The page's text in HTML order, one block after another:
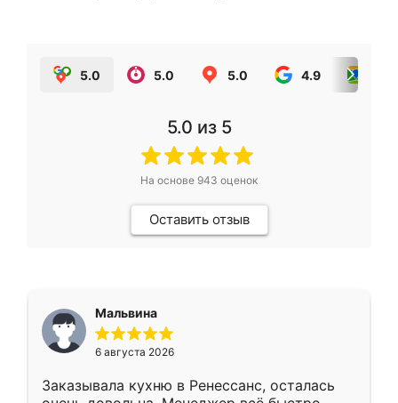
5.0 5.0 5.0 4.9
5.0 из 5
На основе 943 оценок
Оставить отзыв
Мальвина
6 августа 2026
Заказывала кухню в Ренессанс, осталась